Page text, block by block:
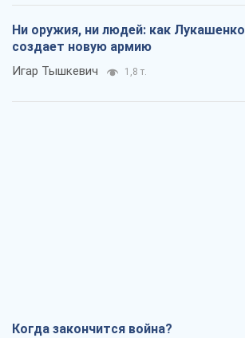
Ни оружия, ни людей: как Лукашенко
создает новую армию
Игар Тышкевич 1,8 т.
Когда закончится война?